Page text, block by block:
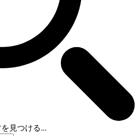
見つける...